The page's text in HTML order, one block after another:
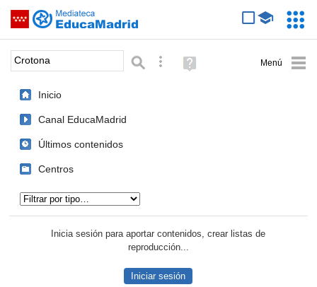
Saltar navegación
Palabra o frase: Búsqueda avanzada
Ayuda
(en
Inicio
Canal EducaMadrid
Últimos contenidos
Centros
Inicia sesión para aportar contenidos, crear listas de
reproducción...
Iniciar sesión